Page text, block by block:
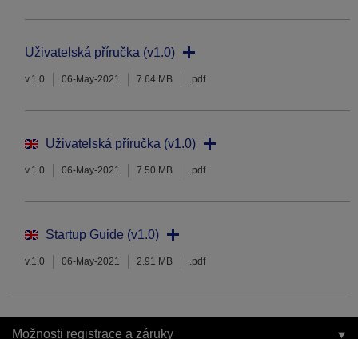
Uživatelská příručka (v1.0)
v.1.0 06-May-2021 7.64 MB .pdf
Uživatelská příručka (v1.0)
v.1.0 06-May-2021 7.50 MB .pdf
Startup Guide (v1.0)
v.1.0 06-May-2021 2.91 MB .pdf
Možnosti registrace a záruky